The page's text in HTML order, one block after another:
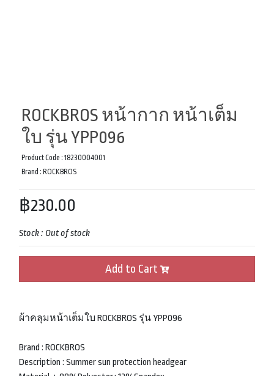
ROCKBROS หน้ากาก หน้าเต็ม
ใบ รุ่น YPP096
Product Code : 18230004001
Brand : ROCKBROS
฿230.00
Stock : Out of stock
Add to Cart
ผ้าคลุมหน้าเต็มใบ ROCKBROS รุ่น YPP096
Brand : ROCKBROS
Description : Summer sun protection headgear